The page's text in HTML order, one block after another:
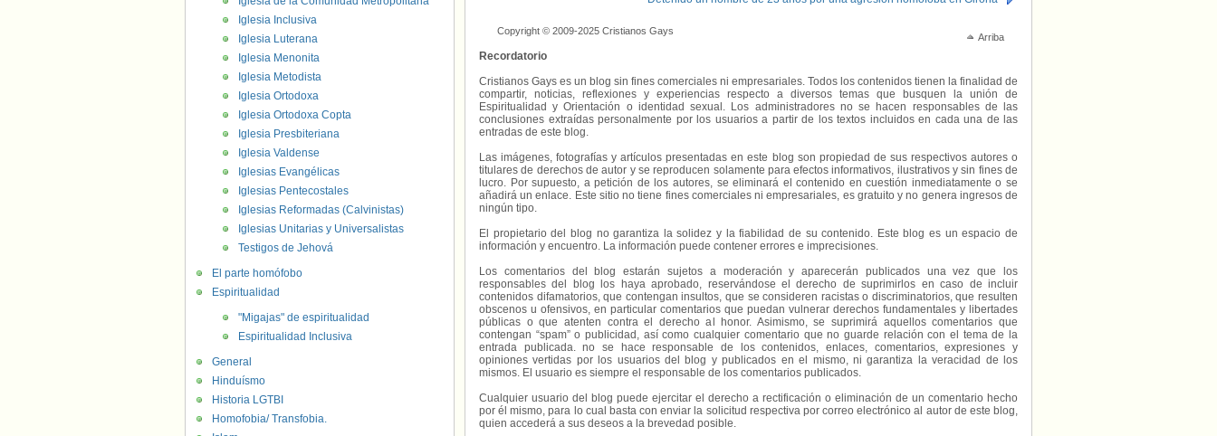
Arriba
Copyright © 2009-2025 Cristianos Gays
Recordatorio
Cristianos Gays es un blog sin fines comerciales ni empresariales. Todos los contenidos tienen la finalidad de
compartir, noticias, reflexiones y experiencias respecto a diversos temas que busquen la unión de
Espiritualidad y Orientación o identidad sexual. Los administradores no se hacen responsables de las
conclusiones extraídas personalmente por los usuarios a partir de los textos incluidos en cada una de las
entradas de este blog.
Las imágenes, fotografías y artículos presentadas en este blog son propiedad de sus respectivos autores o
titulares de derechos de autor y se reproducen solamente para efectos informativos, ilustrativos y sin fines de
lucro. Por supuesto, a petición de los autores, se eliminará el contenido en cuestión inmediatamente o se
añadirá un enlace. Este sitio no tiene fines comerciales ni empresariales, es gratuito y no genera ingresos de
ningún tipo.
El propietario del blog no garantiza la solidez y la fiabilidad de su contenido. Este blog es un espacio de
información y encuentro. La información puede contener errores e imprecisiones.
Los comentarios del blog estarán sujetos a moderación y aparecerán publicados una vez que los
responsables del blog los haya aprobado, reservándose el derecho de suprimirlos en caso de incluir
contenidos difamatorios, que contengan insultos, que se consideren racistas o discriminatorios, que resulten
obscenos u ofensivos, en particular comentarios que puedan vulnerar derechos fundamentales y libertades
públicas o que atenten contra el derecho al honor. Asimismo, se suprimirá aquellos comentarios que
contengan “spam” o publicidad, así como cualquier comentario que no guarde relación con el tema de la
entrada publicada. no se hace responsable de los contenidos, enlaces, comentarios, expresiones y
opiniones vertidas por los usuarios del blog y publicados en el mismo, ni garantiza la veracidad de los
mismos. El usuario es siempre el responsable de los comentarios publicados.
Cualquier usuario del blog puede ejercitar el derecho a rectificación o eliminación de un comentario hecho
por él mismo, para lo cual basta con enviar la solicitud respectiva por correo electrónico al autor de este blog,
quien accederá a sus deseos a la brevedad posible.
Iglesia Inclusiva
Iglesia Luterana
Iglesia Menonita
Iglesia Metodista
Iglesia Ortodoxa
Iglesia Ortodoxa Copta
Iglesia Presbiteriana
Iglesia Valdense
Iglesias Evangélicas
Iglesias Pentecostales
Iglesias Reformadas (Calvinistas)
Iglesias Unitarias y Universalistas
Testigos de Jehová
El parte homófobo
Espiritualidad
"Migajas" de espiritualidad
Espiritualidad Inclusiva
General
Hinduísmo
Historia LGTBI
Homofobia/ Transfobia.